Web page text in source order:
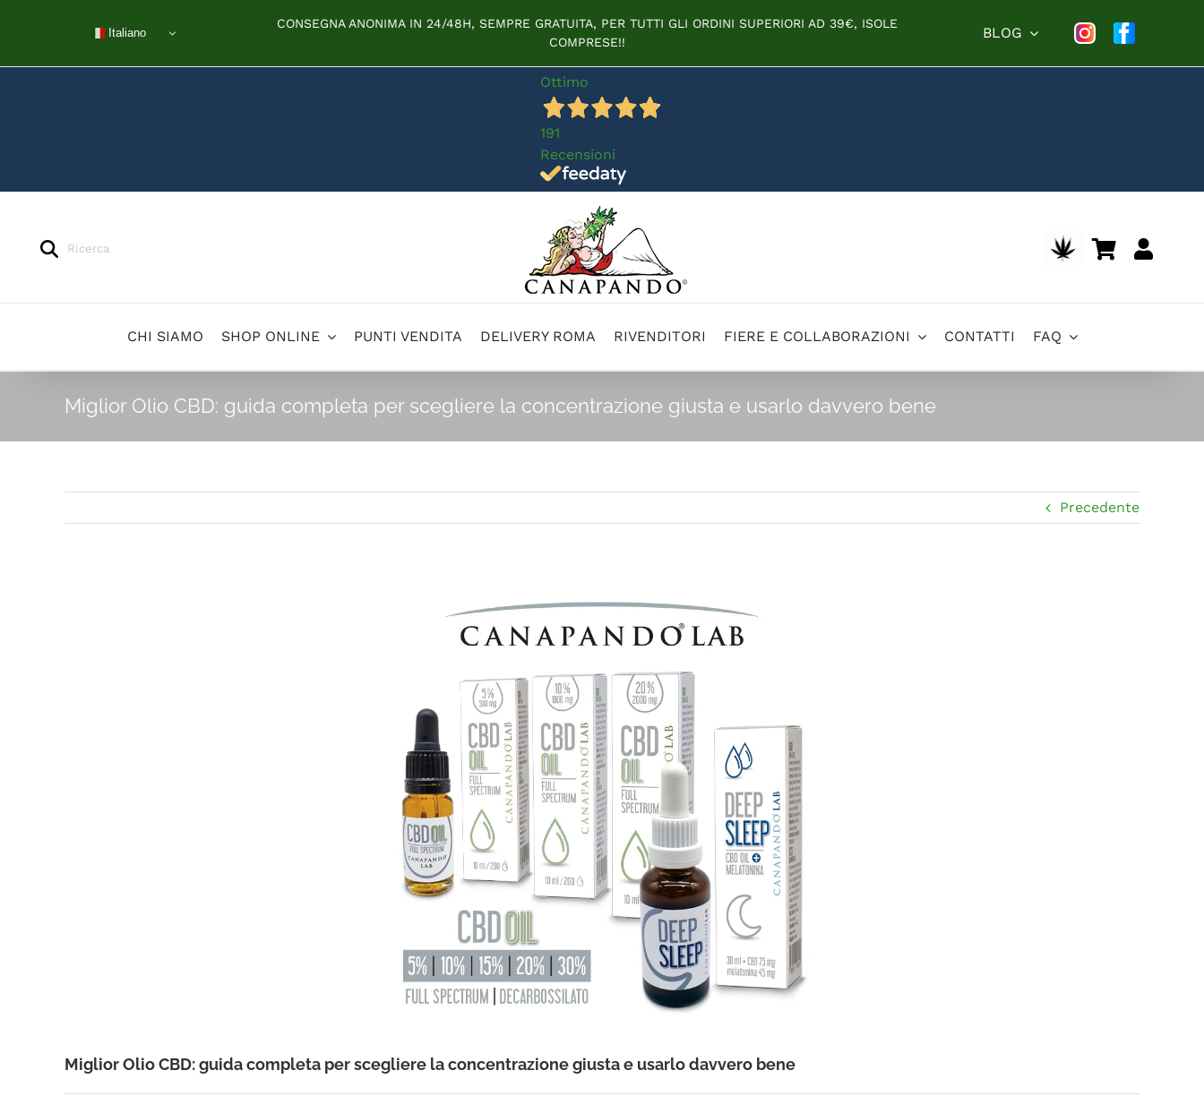
Italiano
CONSEGNA ANONIMA IN 24/48H, SEMPRE GRATUITA, PER TUTTI GLI ORDINI SUPERIORI AD 39€, ISOLE
COMPRESE!!
BLOG
Ottimo
191
Recensioni
Products
search
CHI SIAMO SHOP ONLINE PUNTI VENDITA DELIVERY ROMA RIVENDITORI FIERE E COLLABORAZIONI CONTATTI FAQ
Miglior Olio CBD: guida completa per scegliere la concentrazione giusta e usarlo davvero bene
Precedente
Miglior Olio CBD: guida completa per scegliere la concentrazione giusta e usarlo davvero bene